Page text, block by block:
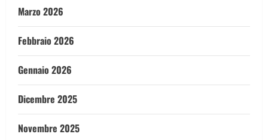
Marzo 2026
Febbraio 2026
Gennaio 2026
Dicembre 2025
Novembre 2025